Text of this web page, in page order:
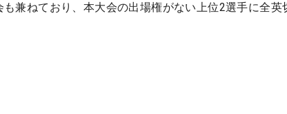
も兼ねており、本大会の出場権がない上位2選手に全英